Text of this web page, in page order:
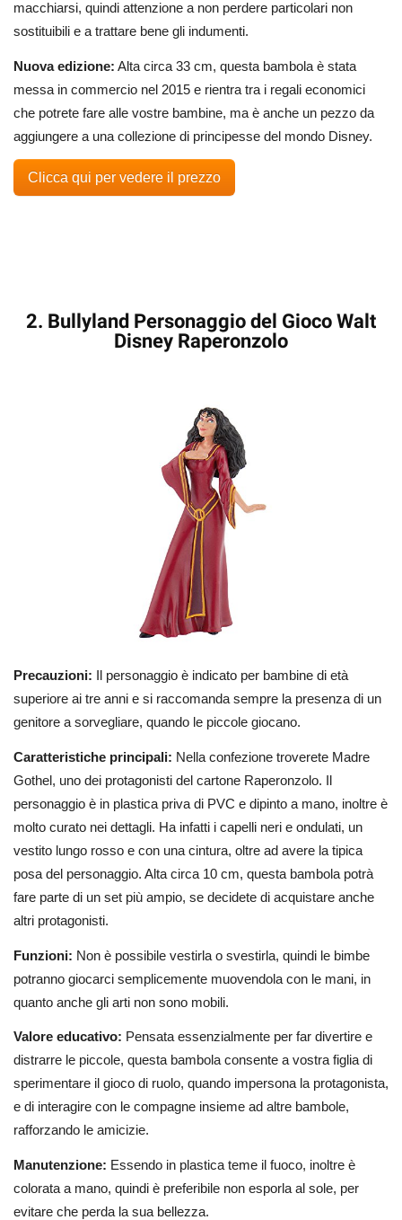
macchiarsi, quindi attenzione a non perdere particolari non
sostituibili e a trattare bene gli indumenti.
Nuova edizione: Alta circa 33 cm, questa bambola è stata
messa in commercio nel 2015 e rientra tra i regali economici
che potrete fare alle vostre bambine, ma è anche un pezzo da
aggiungere a una collezione di principesse del mondo Disney.
Clicca qui per vedere il prezzo
2. Bullyland Personaggio del Gioco Walt
Disney Raperonzolo
Precauzioni: Il personaggio è indicato per bambine di età
superiore ai tre anni e si raccomanda sempre la presenza di un
genitore a sorvegliare, quando le piccole giocano.
Caratteristiche principali: Nella confezione troverete Madre
Gothel, uno dei protagonisti del cartone Raperonzolo. Il
personaggio è in plastica priva di PVC e dipinto a mano, inoltre è
molto curato nei dettagli. Ha infatti i capelli neri e ondulati, un
vestito lungo rosso e con una cintura, oltre ad avere la tipica
posa del personaggio. Alta circa 10 cm, questa bambola potrà
fare parte di un set più ampio, se decidete di acquistare anche
altri protagonisti.
Funzioni: Non è possibile vestirla o svestirla, quindi le bimbe
potranno giocarci semplicemente muovendola con le mani, in
quanto anche gli arti non sono mobili.
Valore educativo: Pensata essenzialmente per far divertire e
distrarre le piccole, questa bambola consente a vostra figlia di
sperimentare il gioco di ruolo, quando impersona la protagonista,
e di interagire con le compagne insieme ad altre bambole,
rafforzando le amicizie.
Manutenzione: Essendo in plastica teme il fuoco, inoltre è
colorata a mano, quindi è preferibile non esporla al sole, per
evitare che perda la sua bellezza.